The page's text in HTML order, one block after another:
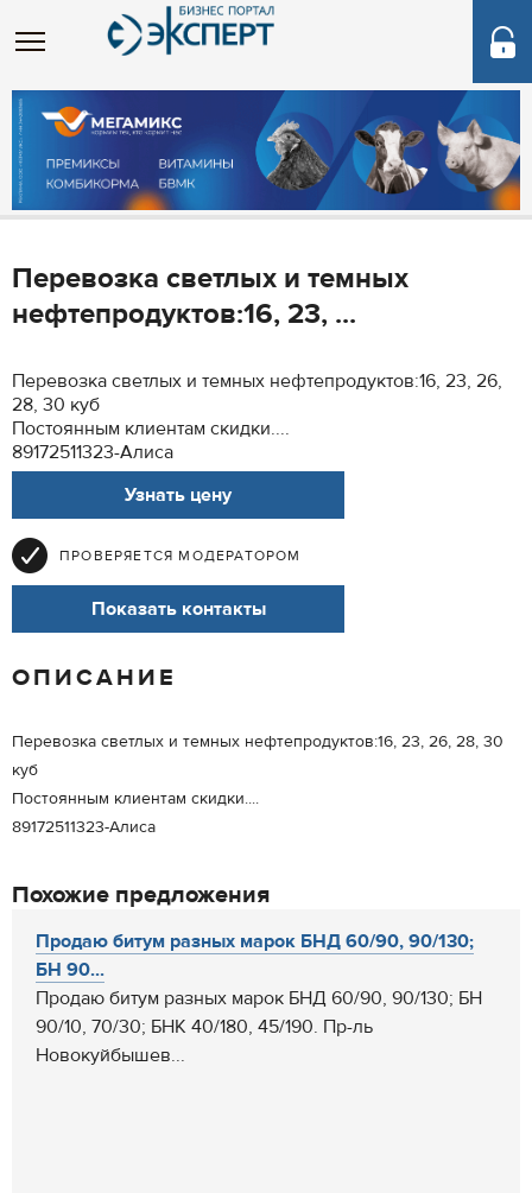
Перевозка светлых и темных
нефтепродуктов:16, 23, ...
Перевозка светлых и темных нефтепродуктов:16, 23, 26,
28, 30 куб
Постоянным клиентам скидки....
89172511323-Алиса
Узнать цену
ПРОВЕРЯЕТСЯ МОДЕРАТОРОМ
Показать контакты
ОПИСАНИЕ
Перевозка светлых и темных нефтепродуктов:16, 23, 26, 28, 30
куб
Постоянным клиентам скидки....
89172511323-Алиса
Похожие предложения
Продаю битум разных марок БНД 60/90, 90/130;
БН 90...
Продаю битум разных марок БНД 60/90, 90/130; БН
90/10, 70/30; БНК 40/180, 45/190. Пр-ль
Новокуйбышев...